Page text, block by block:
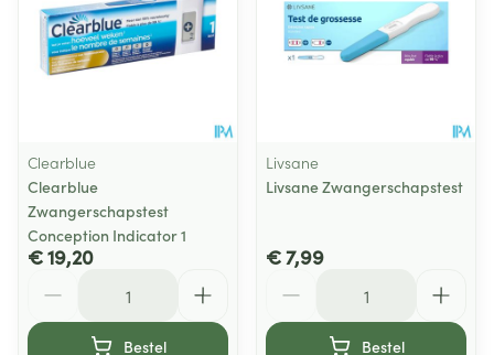
Clearblue
Clearblue
Zwangerschapstest
Conception Indicator 1
€ 19,20
Bestel
Livsane
Livsane Zwangerschapstest
€ 7,99
Bestel